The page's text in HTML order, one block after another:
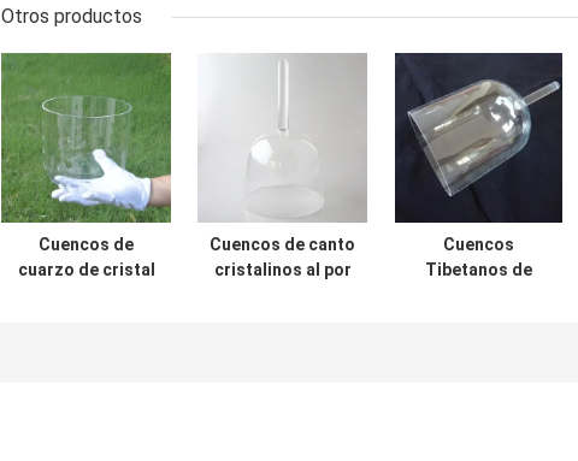
Otros productos
Cuencos de
cuarzo de cristal
Cuencos de canto
cristalinos al por
Cuencos
Tibetanos de